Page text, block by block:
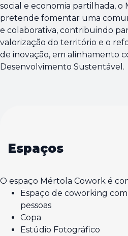
social e economia partilhada, o
pretende fomentar uma
e colaborativa, contribuindo
valorização do território e o
de inovação, em alinhamento
Desenvolvimento Sustentável.
Espaços
O espaço Mértola Cowork é
Espaço de coworking
pessoas
Copa
Estúdio Fotográfico